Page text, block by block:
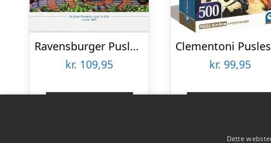
Ravensburger Puslespil – Greenhouse Mornings – 500 Brikker
kr. 109,95
kr. 99,95
Dette